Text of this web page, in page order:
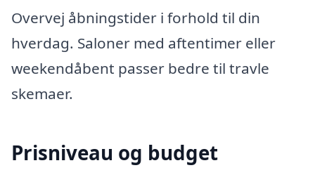
Overvej åbningstider i forhold til din
hverdag. Saloner med aftentimer eller
weekendåbent passer bedre til travle
skemaer.
Prisniveau og budget